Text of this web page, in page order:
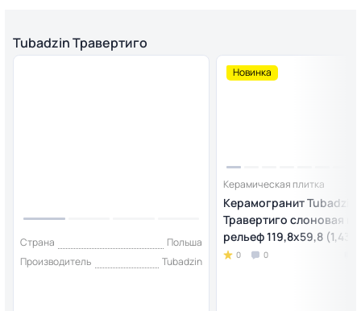
Tubadzin Травертиго
Страна
Польша
Производитель
Tubadzin
Новинка
Керамическая плитка
Керамогранит Tubadzin
Травертиго слоновая
рельеф 119,8х59,8 (1,43)
0 0